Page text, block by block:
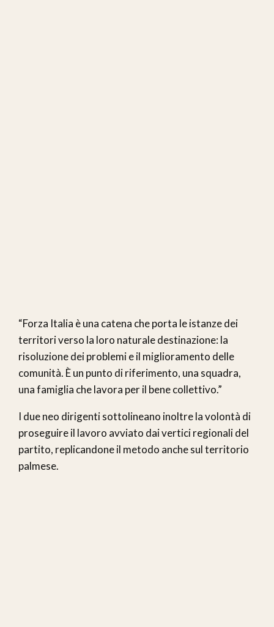
“Forza Italia è una catena che porta le istanze dei
territori verso la loro naturale destinazione: la
risoluzione dei problemi e il miglioramento delle
comunità. È un punto di riferimento, una squadra,
una famiglia che lavora per il bene collettivo.”
I due neo dirigenti sottolineano inoltre la volontà di
proseguire il lavoro avviato dai vertici regionali del
partito, replicandone il metodo anche sul territorio
palmese.